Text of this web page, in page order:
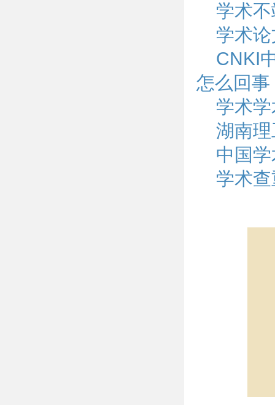
学术
学术
CNKI
怎么回事
学术
湖南
中国
学术